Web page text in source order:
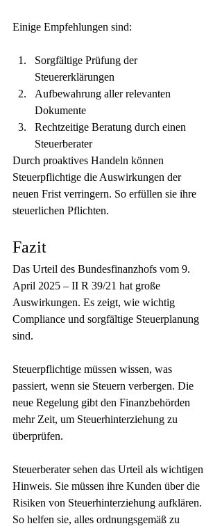
Einige Empfehlungen sind:
Sorgfältige Prüfung der
Steuererklärungen
Aufbewahrung aller relevanten
Dokumente
Rechtzeitige Beratung durch einen
Steuerberater
Durch proaktives Handeln können
Steuerpflichtige die Auswirkungen der
neuen Frist verringern. So erfüllen sie ihre
steuerlichen Pflichten.
Fazit
Das Urteil des Bundesfinanzhofs vom 9.
April 2025 – II R 39/21 hat große
Auswirkungen. Es zeigt, wie wichtig
Compliance und sorgfältige Steuerplanung
sind.
Steuerpflichtige müssen wissen, was
passiert, wenn sie Steuern verbergen. Die
neue Regelung gibt den Finanzbehörden
mehr Zeit, um Steuerhinterziehung zu
überprüfen.
Steuerberater sehen das Urteil als wichtigen
Hinweis. Sie müssen ihre Kunden über die
Risiken von Steuerhinterziehung aufklären.
So helfen sie, alles ordnungsgemäß zu